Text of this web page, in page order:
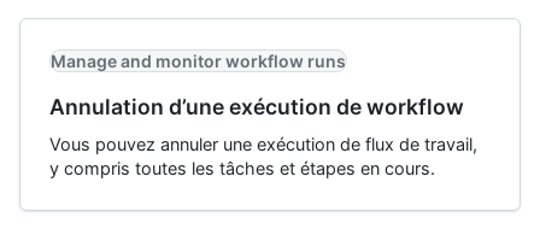
Manage and monitor workflow runs
Annulation d’une exécution de workflow
Vous pouvez annuler une exécution de flux de travail,
y compris toutes les tâches et étapes en cours.